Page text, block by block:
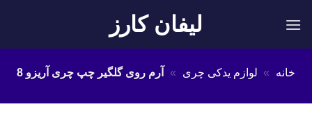
لیفان کارز
خانه » لوازم یدکی چری » آرم روی گلگیر چپ چری آریزو 8